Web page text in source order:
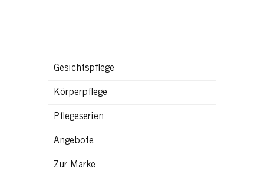
Gesichtspflege
Körperpflege
Pflegeserien
Angebote
Zur Marke